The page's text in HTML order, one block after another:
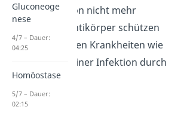
schädliche Funktion nicht mehr
ausüben. Deine Antikörper schützen
dich somit vor vielen Krankheiten wie
zum Beispiel vor einer Infektion durch
Viren.
Gluconeoge
nese
4/7 – Dauer:
04:25
Homöostase
5/7 – Dauer:
02:15